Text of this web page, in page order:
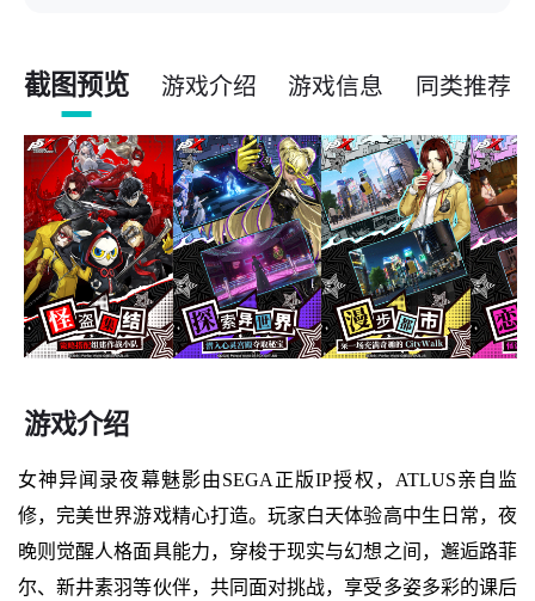
截图预览 游戏介绍 游戏信息 同类推荐
游戏介绍
女神异闻录夜幕魅影由SEGA正版IP授权，ATLUS亲自监
修，完美世界游戏精心打造。玩家白天体验高中生日常，夜
晚则觉醒人格面具能力，穿梭于现实与幻想之间，邂逅路菲
尔、新井素羽等伙伴，共同面对挑战，享受多姿多彩的课后